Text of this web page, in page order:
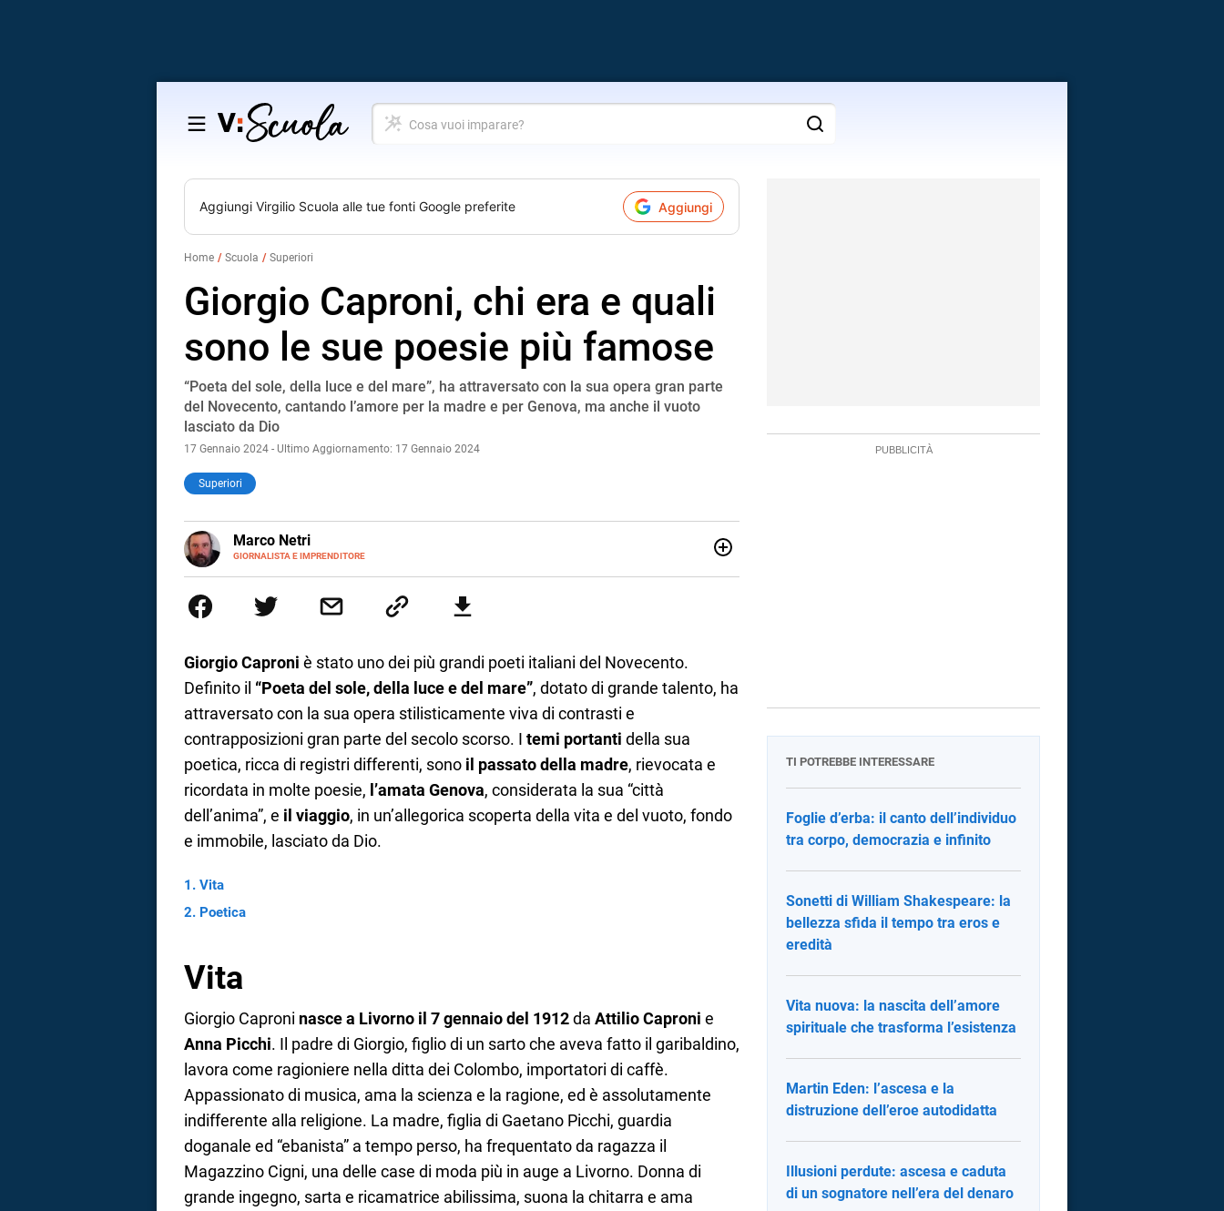
Salta
contenuto
Cosa
vuoi
Aggiungi Virgilio Scuola alle tue fonti Google preferite Aggiungi
Home Scuola Superiori
Giorgio Caproni, chi era e quali
sono le sue poesie più famose
“Poeta del sole, della luce e del mare”, ha attraversato con la sua opera gran parte
del Novecento, cantando l’amore per la madre e per Genova, ma anche il vuoto
lasciato da Dio
17 Gennaio 2024 - Ultimo Aggiornamento: 17 Gennaio 2024
Superiori
Marco Netri
GIORNALISTA E IMPRENDITORE
E-
MAIL
scrittura a quello per lo studio dedicandomi per anni al lavoro di ricercatore. Oggi sono
Giorgio Caproni è stato uno dei più grandi poeti italiani del Novecento.
Definito il “Poeta del sole, della luce e del mare”, dotato di grande talento, ha
attraversato con la sua opera stilisticamente viva di contrasti e
contrapposizioni gran parte del secolo scorso. I temi portanti della sua
poetica, ricca di registri differenti, sono il passato della madre, rievocata e
ricordata in molte poesie, l’amata Genova, considerata la sua “città
dell’anima”, e il viaggio, in un’allegorica scoperta della vita e del vuoto, fondo
e immobile, lasciato da Dio.
Vita
Poetica
Vita
Giorgio Caproni nasce a Livorno il 7 gennaio del 1912da Attilio Caproni e
Anna Picchi. Il padre di Giorgio, figlio di un sarto che aveva fatto il garibaldino,
lavora come ragioniere nella ditta dei Colombo, importatori di caffè.
Appassionato di musica, ama la scienza e la ragione, ed è assolutamente
indifferente alla religione. La madre, figlia di Gaetano Picchi, guardia
doganale ed “ebanista” a tempo perso, ha frequentato da ragazza il
Magazzino Cigni, una delle case di moda più in auge a Livorno. Donna di
grande ingegno, sarta e ricamatrice abilissima, suona la chitarra e ama
TI POTREBBE INTERESSARE
Foglie d’erba: il canto dell’individuo
tra corpo, democrazia e infinito
Sonetti di William Shakespeare: la
bellezza sfida il tempo tra eros e
eredità
Vita nuova: la nascita dell’amore
spirituale che trasforma l’esistenza
Martin Eden: l’ascesa e la
distruzione dell’eroe autodidatta
Illusioni perdute: ascesa e caduta
di un sognatore nell’era del denaro